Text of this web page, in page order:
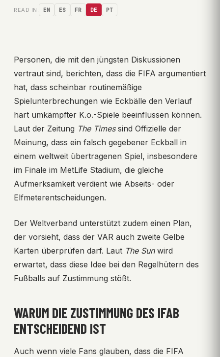
READ IN: EN ES FR DE PT
Personen, die mit den jüngsten Diskussionen
vertraut sind, berichten, dass die FIFA argumentiert
hat, dass scheinbar routinemäßige
Spielunterbrechungen wie Eckbälle den Verlauf
hart umkämpfter K.o.-Spiele beeinflussen können.
Laut der Zeitung The Timessind Offizielle der
Meinung, dass ein falsch gegebener Eckball in
einem weltweit übertragenen Spiel, insbesondere
im Finale im MetLife Stadium, die gleiche
Aufmerksamkeit verdient wie Abseits- oder
Elfmeterentscheidungen.
Der Weltverband unterstützt zudem einen Plan,
der vorsieht, dass der VAR auch zweite Gelbe
Karten überprüfen darf. Laut The Sunwird
erwartet, dass diese Idee bei den Regelhütern des
Fußballs auf Zustimmung stößt.
WARUM DIE ZUSTIMMUNG DES IFAB
ENTSCHEIDEND IST
Auch wenn viele Fans glauben, dass die FIFA